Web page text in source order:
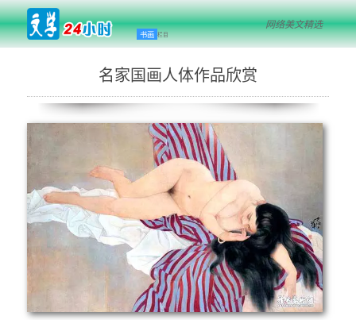
书画 栏目
网络美文精选
名家国画人体作品欣赏